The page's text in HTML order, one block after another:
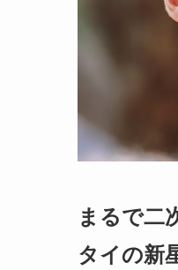
まるで二
タイの新